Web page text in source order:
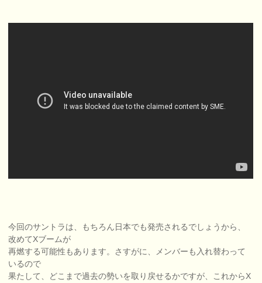
今回のサントラは、もちろん日本でも発売されるでしょうから、
改めてXブームが
再燃する可能性もあります。さすがに、メンバーも入れ替わって
いるので
果たして、どこまで過去の勢いを取り戻せるかですが、これからX